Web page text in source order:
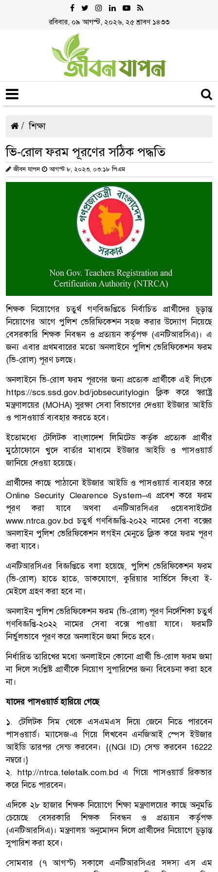
রবিবার, ০৯ আগস্ট, ২০২৬, ২৫ শ্রাবণ ১৪৩৩
শিক্ষা
ভি-রোল ফরম পূরণের সঠিক পদ্ধতি
জীবন যাপন আগস্ট ৮, ২০২৩, ০৩:১৮ পিএম
শিক্ষক নিয়োগের চতুর্থ গণবিজ্ঞপ্তিতে নির্বাচিত প্রার্থীদের চূড়ান্ত
নিয়োগের আগে পুলিশ ভেরিফিকেশন সহজ করার উদ্যোগ নিয়েছে
বেসরকারি শিক্ষক নিবন্ধন ও প্রত্যয়ন কর্তৃপক্ষ (এনটিআরসিএ)। এ
জন্য এবার প্রথমবারের মতো অনলাইনে পুলিশ ভেরিফিকেশন ফরম
(ভি-রোল) পূরণ চলছে।
অনলাইনে ভি-রোল ফরম পূরণের জন্য প্রত্যেক প্রার্থীকে এই লিংকে
https://scs.ssd.gov.bd/jobsecuritylogin ক্লিক করে স্বরাষ্ট্র
মন্ত্রণালয়ের (MOHA) সুরক্ষা সেবা বিভাগের দেওয়া ইউজার আইডি
ও পাসওয়ার্ড ব্যবহার করতে হবে।
ইতোমধ্যে টেলিটক বাংলাদেশ লিমিটেড কর্তৃক প্রত্যেক প্রার্থীর
মুঠোফোনে খুদে বার্তার মাধ্যমে ইউজার আইডি ও পাসওয়ার্ড
জানিয়ে দেওয়া হয়েছে।
প্রার্থীদের কাছে পাঠানো ইউজার আইডি ও পাসওয়ার্ড ব্যবহার করে
Online Security Clearence System–এ প্রবেশ করে ফরম
পূরণ করা যাবে অথবা এনটিআরসিএর ওয়েবসাইটের
www.ntrca.gov.bd চতুর্থ গণবিজ্ঞপ্তি-২০২২ নামের সেবা বক্সের
অনলাইন পুলিশ ভেরিফিকেশন লগইন মেনুতে ক্লিক করে ফরম পূরণ
করা যাবে।
এনটিআরসিএর বিজ্ঞপ্তিতে বলা হয়েছে, পুলিশ ভেরিফিকেশন ফরম
(ভি-রোল) হাতে হাতে, ডাকযোগে, কুরিয়ার সার্ভিসে কিংবা ই-
মেইলে গ্রহণ করা হবে না।
অনলাইন পুলিশ ভেরিফিকেশন ফরম (ভি-রোল) পূরণ নির্দেশিকা চতুর্থ
গণবিজ্ঞপ্তি-২০২২ নামের সেবা বক্সে পাওয়া যাবে। ফরমটি
নির্ভুলভাবে পূরণ করে অনলাইনে জমা দিতে হবে।
নির্ধারিত তারিখের মধ্যে অনলাইনে কোনো প্রার্থী ভি-রোল ফরম জমা
না দিলে সংশ্লিষ্ট প্রার্থীকে নিয়োগ সুপারিশের জন্য বিবেচনা করা হবে
না।
যাদের পাসওয়ার্ড হারিয়ে গেছে
১. টেলিটক সিম থেকে এসএমএস দিয়ে জেনে নিতে পারবেন
পাসওয়ার্ড। ম্যাসেজ-এ গিয়ে লিখবেন এনজিআই স্পেস ইউজার
আইডি তারপর সেন্ড করবেন। {(NGI ID) সেন্ড করবেন 16222
নম্বরে।}
২. http://ntrca.teletalk.com.bd এ গিয়ে পাসওয়ার্ড রিকভার
করে নিতে পারবেন।
এদিকে ২৮ হাজার শিক্ষক নিয়োগে শিক্ষা মন্ত্রণালয়ের কাছে অনুমতি
চেয়েছে বেসরকারি শিক্ষক নিবন্ধন ও প্রত্যয়ন কর্তৃপক্ষ
(এনটিআরসিএ)। মন্ত্রণালয় অনুমোদন দিলে প্রার্থীদের নিয়োগে চূড়ান্ত
সুপারিশ করা হবে।
সোমবার (৭ আগস্ট) সকালে এনটিআরসিএর সদস্য এস এম